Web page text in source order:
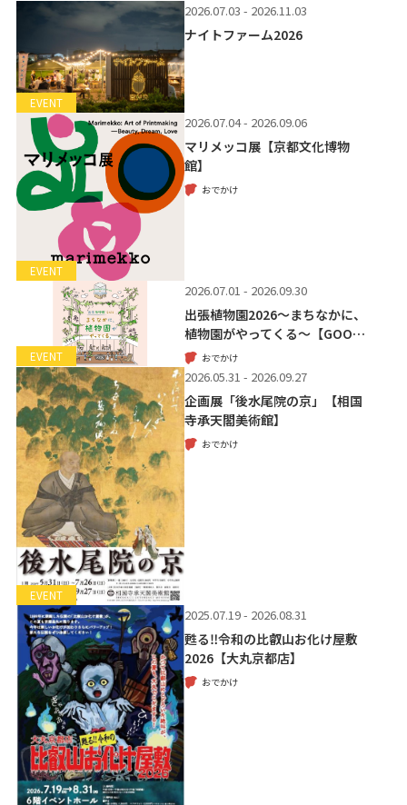
EVENT
2026.07.03 - 2026.11.03
ナイトファーム2026
EVENT
2026.07.04 - 2026.09.06
マリメッコ展【京都文化博物
館】
おでかけ
EVENT
2026.07.01 - 2026.09.30
出張植物園2026～まちなかに、
植物園がやってくる～【GOO…
おでかけ
EVENT
2026.05.31 - 2026.09.27
企画展「後水尾院の京」【相国
寺承天閣美術館】
おでかけ
2025.07.19 - 2026.08.31
甦る‼令和の比叡山お化け屋敷
2026【大丸京都店】
おでかけ